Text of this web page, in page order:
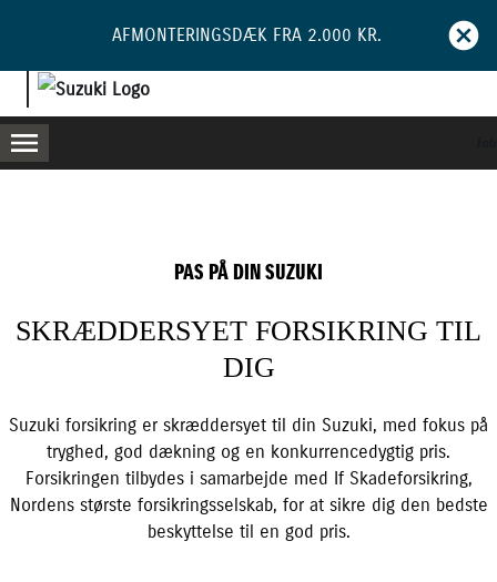
AFMONTERINGSDÆK FRA 2.000 KR.
MENU
PAS PÅ DIN SUZUKI
SKRÆDDERSYET FORSIKRING TIL
DIG
Suzuki forsikring er skræddersyet til din Suzuki, med fokus på
tryghed, god dækning og en konkurrencedygtig pris.
Forsikringen tilbydes i samarbejde med If Skadeforsikring,
Nordens største forsikringsselskab, for at sikre dig den bedste
beskyttelse til en god pris.